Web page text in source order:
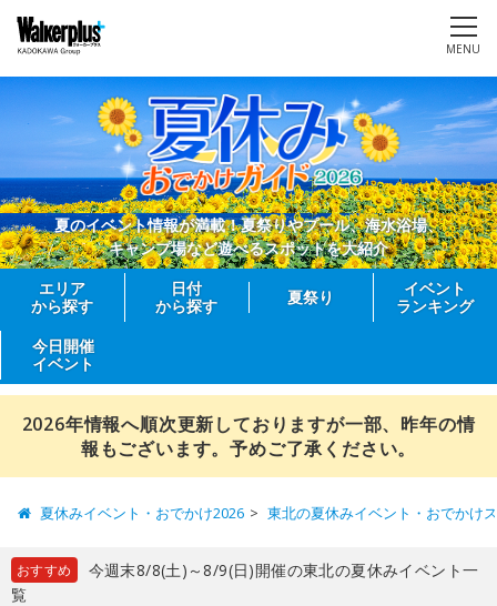
MENU
夏のイベント情報が満載！夏祭りやプール、海水浴場、
キャンプ場など遊べるスポットを大紹介
エリア
から探す
日付
から探す
夏祭り
イベント
ランキング
今日開催
イベント
2026年情報へ順次更新しておりますが一部、昨年の情
報もございます。予めご了承ください。
夏休みイベント・おでかけ2026 東北の夏休みイベント・おでかけ
おすすめ
今週末8/8(土)～8/9(日)開催の東北の夏休みイベント一
覧